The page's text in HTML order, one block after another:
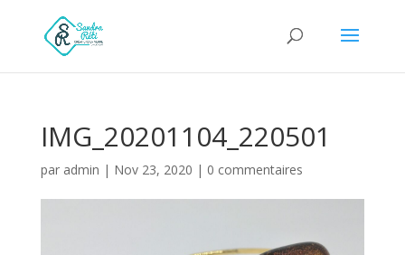
IMG_20201104_220501
par admin | Nov 23, 2020 | 0 commentaires